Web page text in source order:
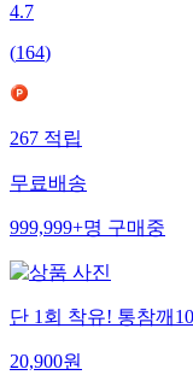
4.7
(164)
267 적립
무료배송
999,999+명 구매중
단 1회 착유! 통참깨
20,900원